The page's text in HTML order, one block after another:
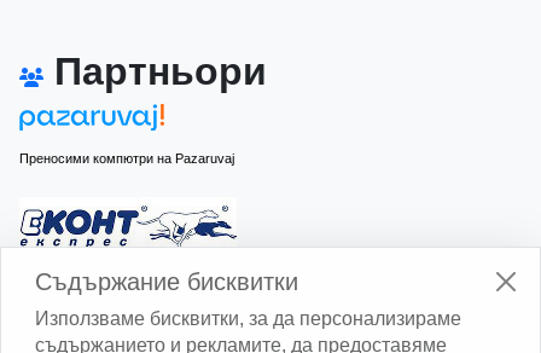
Партньори
Преносими компютри на Pazaruvaj
Изчисли доставката с Еконт
Съдържание бисквитки
Използваме бисквитки, за да персонализираме
съдържанието и рекламите, да предоставяме